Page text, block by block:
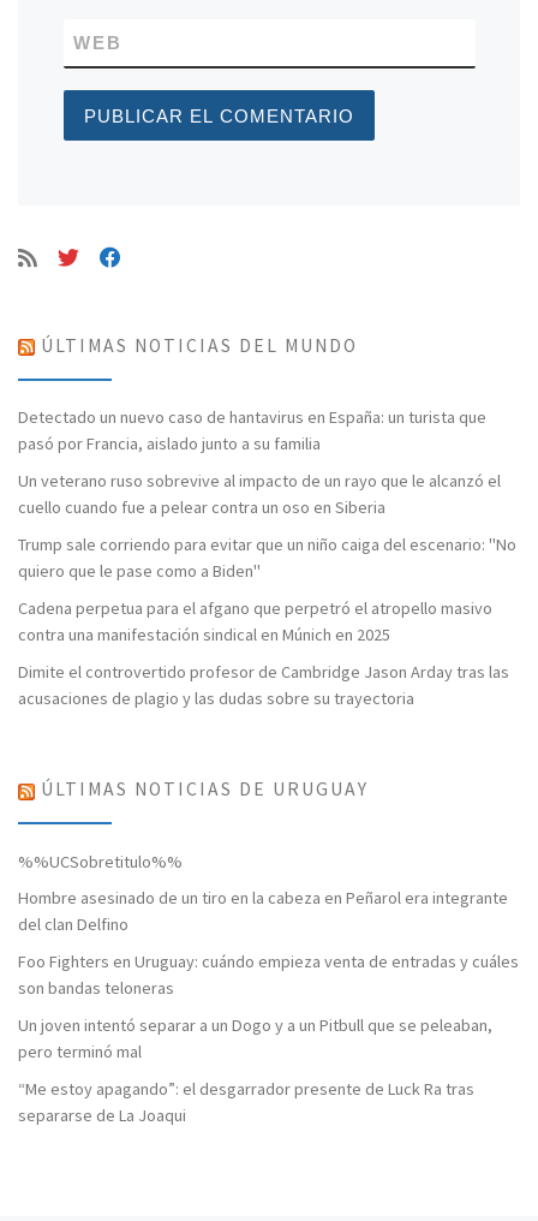
WEB
ÚLTIMAS NOTICIAS DEL MUNDO
Detectado un nuevo caso de hantavirus en España: un turista que
pasó por Francia, aislado junto a su familia
Un veterano ruso sobrevive al impacto de un rayo que le alcanzó el
cuello cuando fue a pelear contra un oso en Siberia
Trump sale corriendo para evitar que un niño caiga del escenario: "No
quiero que le pase como a Biden"
Cadena perpetua para el afgano que perpetró el atropello masivo
contra una manifestación sindical en Múnich en 2025
Dimite el controvertido profesor de Cambridge Jason Arday tras las
acusaciones de plagio y las dudas sobre su trayectoria
ÚLTIMAS NOTICIAS DE URUGUAY
%%UCSobretitulo%%
Hombre asesinado de un tiro en la cabeza en Peñarol era integrante
del clan Delfino
Foo Fighters en Uruguay: cuándo empieza venta de entradas y cuáles
son bandas teloneras
Un joven intentó separar a un Dogo y a un Pitbull que se peleaban,
pero terminó mal
“Me estoy apagando”: el desgarrador presente de Luck Ra tras
separarse de La Joaqui